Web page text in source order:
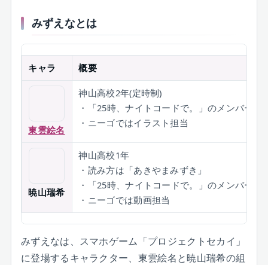
みずえなとは
キャラ 概要
東雲絵名
神山高校2年(定時制)
・「25時、ナイトコードで。」のメンバー
・ニーゴではイラスト担当
暁山瑞希
神山高校1年
・読み方は「あきやまみずき」
・「25時、ナイトコードで。」のメンバー
・ニーゴでは動画担当
みずえなは、スマホゲーム「プロジェクトセカイ」
に登場するキャラクター、東雲絵名と暁山瑞希の組